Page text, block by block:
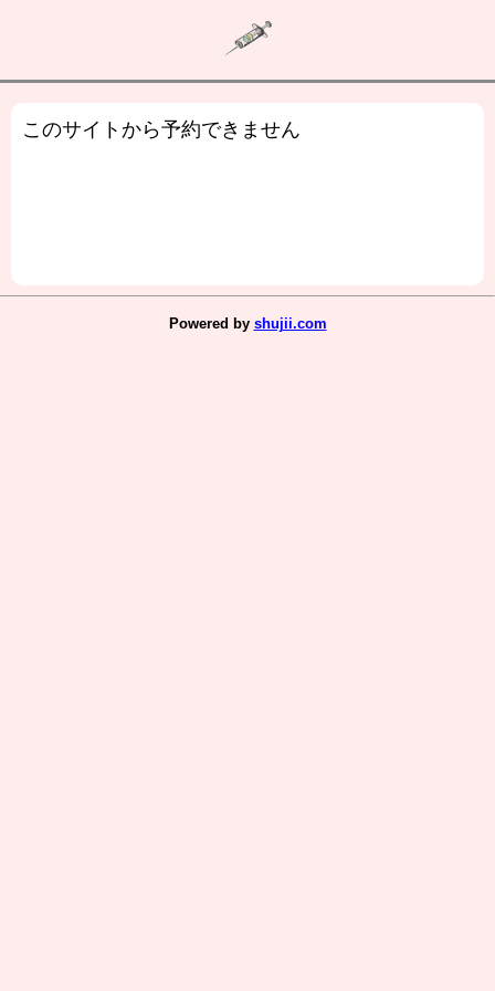
このサイトから予約できません
Powered by shujii.com